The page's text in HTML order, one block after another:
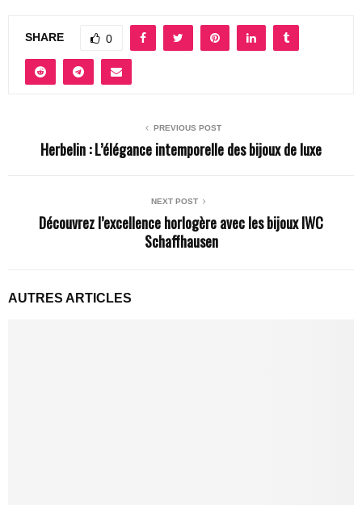
SHARE 0
PREVIOUS POST
Herbelin : L’élégance intemporelle des bijoux de luxe
NEXT POST
Découvrez l’excellence horlogère avec les bijoux IWC
Schaffhausen
AUTRES ARTICLES